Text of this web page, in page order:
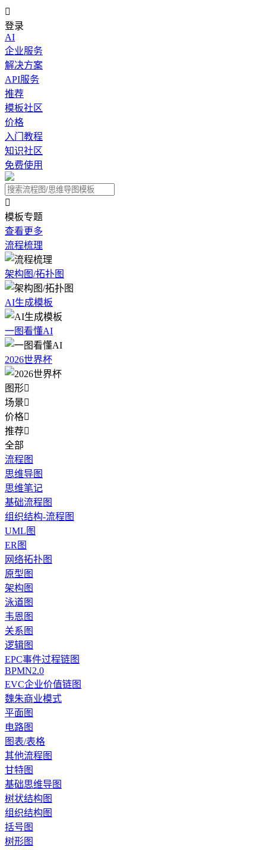

登录
AI
企业服务
解决方案
API服务
推荐
模板社区
价格
入门教程
知识社区
免费使用

模板专题
查看更多
流程梳理
架构图/拓扑图
AI生成模板
一图看懂AI
2026世界杯
图形
场景
价格
推荐
全部
流程图
思维导图
思维笔记
基础流程图
组织结构-流程图
UML图
ER图
网络拓扑图
原型图
架构图
泳道图
韦恩图
关系图
逻辑图
EPC事件过程链图
BPMN2.0
EVC企业价值链图
魏朱商业模式
平面图
电路图
图表/表格
其他流程图
甘特图
基础思维导图
树状结构图
组织结构图
括号图
树形图